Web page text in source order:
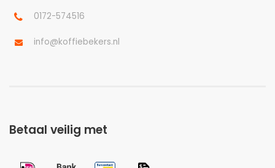
0172-574516
info@koffiebekers.nl
Betaal veilig met